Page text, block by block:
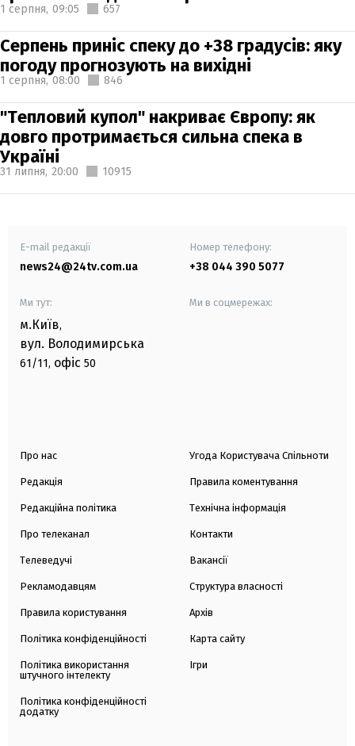
1 серпня, 09:05 657
Серпень приніс спеку до +38 градусів: яку
погоду прогнозують на вихідні
1 серпня, 08:00 846
"Тепловий купол" накриває Європу: як
довго протримається сильна спека в
Україні
31 липня, 20:00 10915
E-mail редакції
news24@24tv.com.ua
Номер телефону:
+38 044 390 5077
Ми тут:
м.Київ,
вул. Володимирська
61/11, офіс 50
Ми в соцмережах:
Про нас
Редакція
Редакційна політика
Про телеканал
Телеведучі
Рекламодавцям
Правила користування
Політика конфіденційності
Політика використання
штучного інтелекту
Політика конфіденційності
додатку
Угода Користувача Спільноти
Правила коментування
Технічна інформація
Контакти
Вакансії
Структура власності
Архів
Карта сайту
Ігри